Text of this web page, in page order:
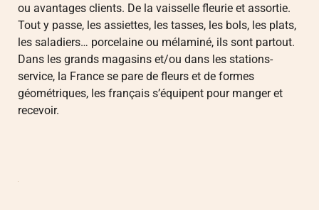
ou avantages clients. De la vaisselle fleurie et assortie.
Tout y passe, les assiettes, les tasses, les bols, les plats,
les saladiers… porcelaine ou mélaminé, ils sont partout.
Dans les grands magasins et/ou dans les stations-
service, la France se pare de fleurs et de formes
géométriques, les français s’équipent pour manger et
recevoir.